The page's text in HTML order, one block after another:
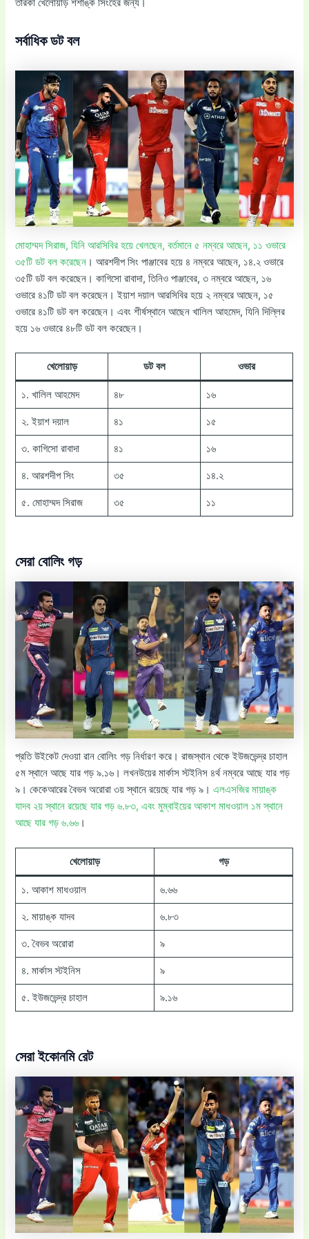
তারকা খেলোয়াড় শশাঙ্ক সিংহের জন্য।
সর্বাধিক ডট বল
মোহাম্মদ সিরাজ, যিনি আরসিবির হয়ে খেলছেন, বর্তমানে ৫ নম্বরে আছেন, ১১ ওভারে
৩৫টি ডট বল করেছেন । আরশদীপ সিং পাঞ্জাবের হয়ে ৪ নম্বরে আছেন, ১৪.২ ওভারে
৩৫টি ডট বল করেছেন। কাগিসো রাবাদা, তিনিও পাঞ্জাবের, ৩ নম্বরে আছেন, ১৬
ওভারে ৪১টি ডট বল করেছেন। ইয়াশ দয়াল আরসিবির হয়ে ২ নম্বরে আছেন, ১৫
ওভারে ৪১টি ডট বল করেছেন। এবং শীর্ষস্থানে আছেন খালিল আহমেদ, যিনি দিল্লির
হয়ে ১৬ ওভারে ৪৮টি ডট বল করেছেন।
খেলোয়াড় ডট বল ওভার
১. খালিল আহমেদ ৪৮ ১৬
২. ইয়াশ দয়াল ৪১ ১৫
৩. কাগিসো রাবাদা ৪১ ১৬
৪. আরশদীপ সিং ৩৫ ১৪.২
৫. মোহাম্মদ সিরাজ ৩৫ ১১
সেরা বোলিং গড়
প্রতি উইকেট দেওয়া রান বোলিং গড় নির্ধারণ করে। রাজস্থান থেকে ইউজভেন্দ্র চাহাল
৫ম স্থানে আছে যার গড় ৯.১৬। লখনউয়ের মার্কাস স্টইনিস ৪র্থ নম্বরে আছে যার গড়
৯। কেকেআরের বৈভব অরোরা ৩য় স্থানে রয়েছে যার গড় ৯।এলএসজির মায়াঙ্ক
যাদব ২য় স্থানে রয়েছে যার গড় ৬.৮৩, এবং মুম্বাইয়ের আকাশ মাধওয়াল ১ম স্থানে
আছে যার গড় ৬.৬৬ ।
খেলোয়াড় গড়
১. আকাশ মাধওয়াল ৬.৬৬
২. মায়াঙ্ক যাদব ৬.৮৩
৩. বৈভব অরোরা ৯
৪. মার্কাস স্টইনিস ৯
৫. ইউজভেন্দ্র চাহাল ৯.১৬
সেরা ইকোনমি রেট